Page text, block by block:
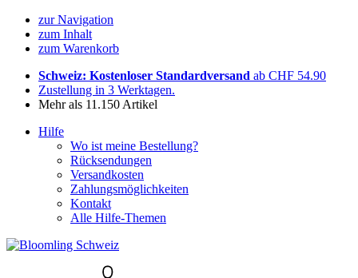
zur Navigation
zum Inhalt
zum Warenkorb
Schweiz: Kostenloser Standardversand ab CHF 54.90
Zustellung in 3 Werktagen.
Mehr als 11.150 Artikel
Hilfe
Wo ist meine Bestellung?
Rücksendungen
Versandkosten
Zahlungsmöglichkeiten
Kontakt
Alle Hilfe-Themen